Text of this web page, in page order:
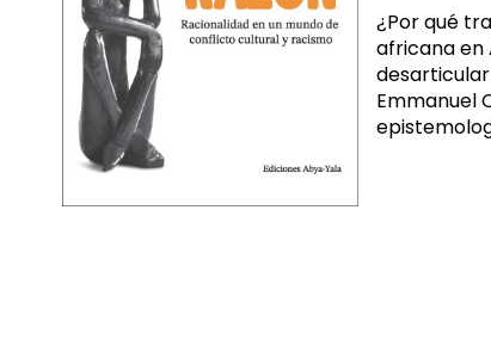
¿Por qué
africana en
Emmanuel